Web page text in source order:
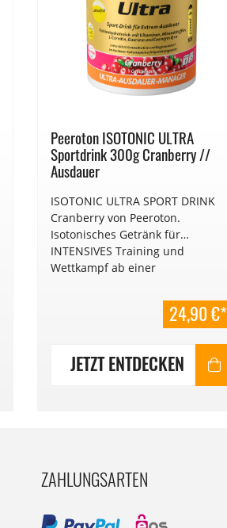
Peeroton ISOTONIC ULTRA
Sportdrink 300g Cranberry //
Ausdauer
ISOTONIC ULTRA SPORT DRINK
Cranberry von Peeroton.
Isotonisches Getränk für
INTENSIVES Training und
Wettkampf ab einer
24,90 €*
JETZT ENTDECKEN
ZAHLUNGSARTEN